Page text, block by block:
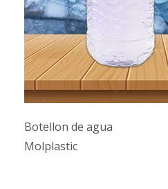
Botellon de agua
Molplastic